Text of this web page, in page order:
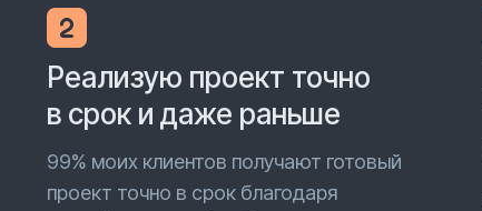
Реализую проект точно
в срок и даже раньше
99% моих клиентов получают готовый
проект точно в срок благодаря